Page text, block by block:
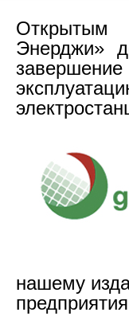
Открытым
Энерджи»
нашему